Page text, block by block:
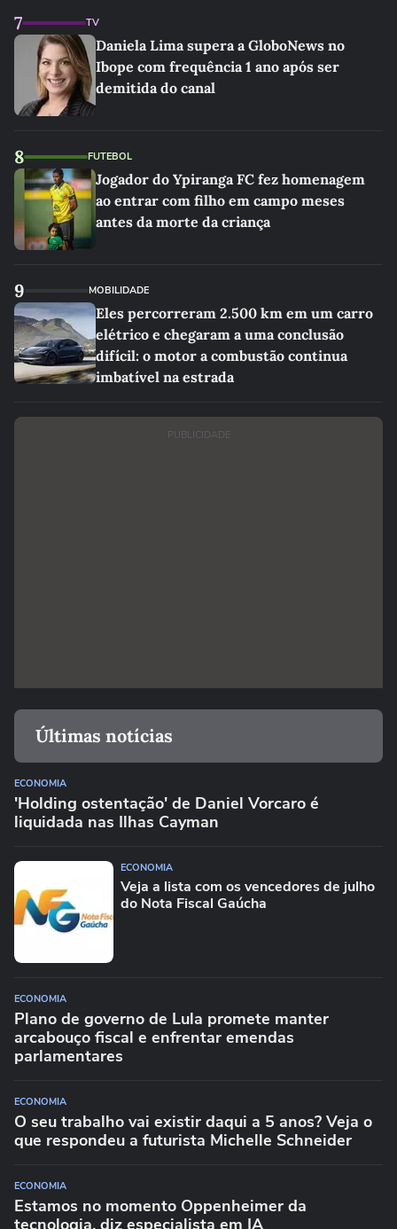
7 TV
Daniela Lima supera a GloboNews no
Ibope com frequência 1 ano após ser
demitida do canal
8 FUTEBOL
Jogador do Ypiranga FC fez homenagem
ao entrar com filho em campo meses
antes da morte da criança
9 MOBILIDADE
Eles percorreram 2.500 km em um carro
elétrico e chegaram a uma conclusão
difícil: o motor a combustão continua
imbatível na estrada
PUBLICIDADE
Últimas notícias
ECONOMIA
'Holding ostentação' de Daniel Vorcaro é
liquidada nas Ilhas Cayman
ECONOMIA
Veja a lista com os vencedores de julho
do Nota Fiscal Gaúcha
ECONOMIA
Plano de governo de Lula promete manter
arcabouço fiscal e enfrentar emendas
parlamentares
ECONOMIA
O seu trabalho vai existir daqui a 5 anos? Veja o
que respondeu a futurista Michelle Schneider
ECONOMIA
Estamos no momento Oppenheimer da
tecnologia, diz especialista em IA